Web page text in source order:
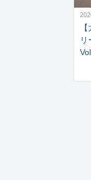
リ